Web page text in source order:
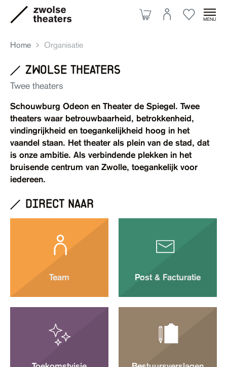
Aanbod
Je bezoek
Over ons
Contact
Toegankelijkheid
Home Organisatie
zwolse theaters
Twee theaters
Schouwburg Odeon en Theater de Spiegel. Twee
theaters waar betrouwbaarheid, betrokkenheid,
vindingrijkheid en toegankelijkheid hoog in het
vaandel staan. Het theater als plein van de stad, dat
is onze ambitie. Als verbindende plekken in het
bruisende centrum van Zwolle, toegankelijk voor
iedereen.
direct naar
Team Post & Facturatie